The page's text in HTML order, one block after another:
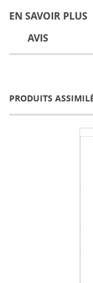
EN SAVOIR PLUS
AVIS
PRODUITS